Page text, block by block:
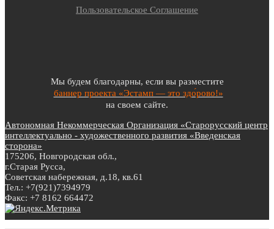
Пользовательское Соглашение
Мы будем благодарны, если вы разместите
баннер проекта «Эстамп — это здо́рово!»
на своем сайте.
Автономная Некоммерческая Организация «Старорусский центр
интеллектуально - художественного развития «Введенская
сторона»
175206, Новгородская обл.,
г.Старая Русса,
Советская набережная, д.18, кв.61
Тел.: +7(921)7394979
Факс: +7 8162 664472